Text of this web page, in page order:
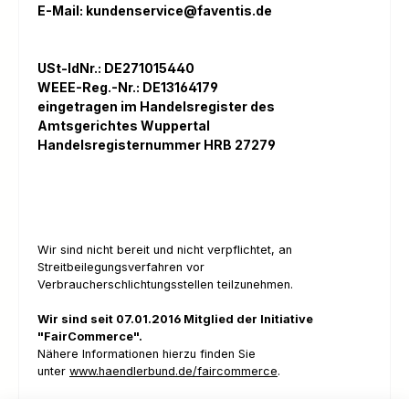
E-Mail: kundenservice@faventis.de
USt-IdNr.: DE271015440
WEEE-Reg.-Nr.: DE13164179
eingetragen im Handelsregister des
Amtsgerichtes Wuppertal
Handelsregisternummer HRB 27279
Wir sind nicht bereit und nicht verpflichtet, an
Streitbeilegungsverfahren vor
Verbraucherschlichtungsstellen teilzunehmen.
Wir sind seit 07.01.2016 Mitglied der Initiative
"FairCommerce".
Nähere Informationen hierzu finden Sie
unter www.haendlerbund.de/faircommerce.